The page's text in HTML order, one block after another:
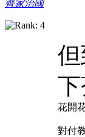
齊家治國
花開
對付